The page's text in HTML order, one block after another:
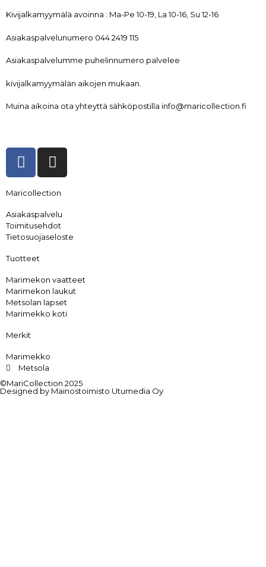
Kivijalkamyymälä avoinna : Ma-Pe 10-19, La 10-16, Su 12-16
Asiakaspalvelunumero 044 2419 115
Asiakaspalvelumme puhelinnumero palvelee
kivijalkamyymälän aikojen mukaan.
Muina aikoina ota yhteyttä sähköpostilla info@maricollection.fi
Maricollection
Asiakaspalvelu
Toimitusehdot
Tietosuojaseloste
Tuotteet
Marimekon vaatteet
Marimekon laukut
Metsolan lapset
Marimekko koti
Merkit
Marimekko
Metsola
©MariCollection 2025
Designed by Mainostoimisto Utumedia Oy